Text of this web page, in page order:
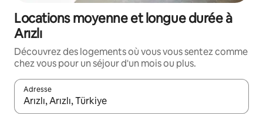
Locations moyenne et longue durée à
Arızlı
Découvrez des logements où vous vous sentez comme
chez vous pour un séjour d'un mois ou plus.
Adresse
Lorsque les résultats s'affichent, utilisez les flèches vers le